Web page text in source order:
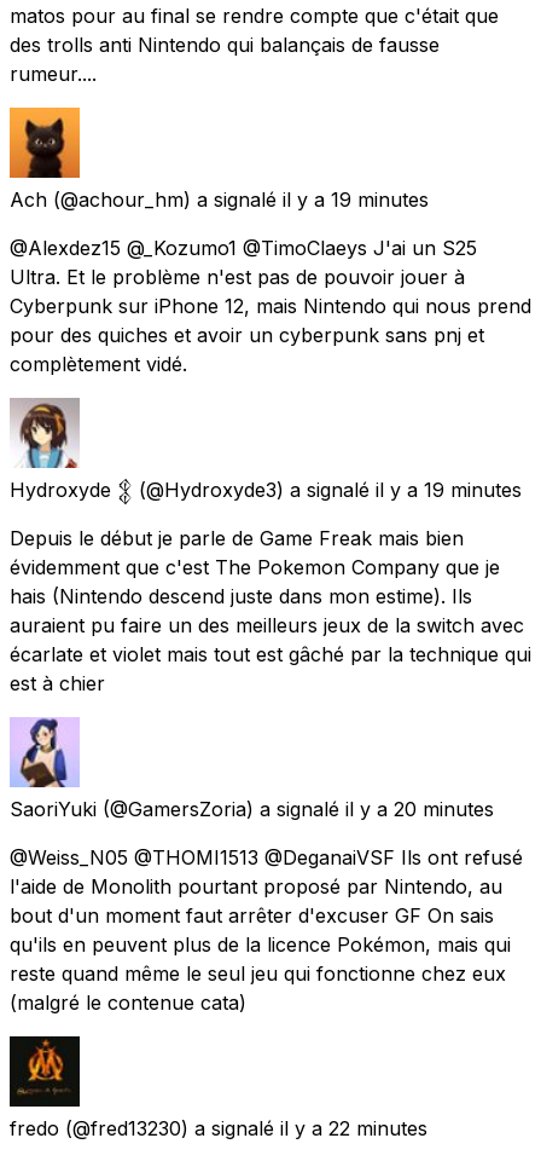
matos pour au final se rendre compte que c'était que
des trolls anti Nintendo qui balançais de fausse
rumeur....
Ach (@achour_hm) a signalé il y a 19 minutes
@Alexdez15 @_Kozumo1 @TimoClaeys J'ai un S25
Ultra. Et le problème n'est pas de pouvoir jouer à
Cyberpunk sur iPhone 12, mais Nintendo qui nous prend
pour des quiches et avoir un cyberpunk sans pnj et
complètement vidé.
Hydroxyde 𒉭 (@Hydroxyde3) a signalé il y a 19 minutes
Depuis le début je parle de Game Freak mais bien
évidemment que c'est The Pokemon Company que je
hais (Nintendo descend juste dans mon estime). Ils
auraient pu faire un des meilleurs jeux de la switch avec
écarlate et violet mais tout est gâché par la technique qui
est à chier
SaoriYuki (@GamersZoria) a signalé il y a 20 minutes
@Weiss_N05 @THOMI1513 @DeganaiVSF Ils ont refusé
l'aide de Monolith pourtant proposé par Nintendo, au
bout d'un moment faut arrêter d'excuser GF On sais
qu'ils en peuvent plus de la licence Pokémon, mais qui
reste quand même le seul jeu qui fonctionne chez eux
(malgré le contenue cata)
fredo (@fred13230) a signalé il y a 22 minutes